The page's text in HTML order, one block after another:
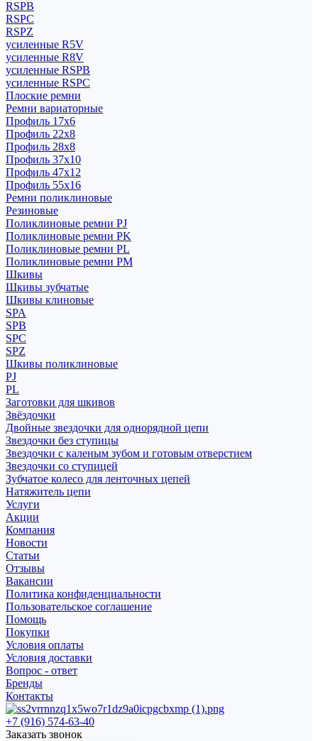
RSPB
RSPC
RSPZ
усиленные R5V
усиленные R8V
усиленные RSPB
усиленные RSPC
Плоские ремни
Ремни вариаторные
Профиль 17x6
Профиль 22x8
Профиль 28x8
Профиль 37x10
Профиль 47x12
Профиль 55x16
Ремни поликлиновые
Резиновые
Поликлиновые ремни PJ
Поликлиновые ремни PK
Поликлиновые ремни PL
Поликлиновые ремни PM
Шкивы
Шкивы зубчатые
Шкивы клиновые
SPA
SPB
SPC
SPZ
Шкивы поликлиновые
PJ
PL
Заготовки для шкивов
Звёздочки
Двойные звездочки для однорядной цепи
Звездочки без ступицы
Звездочки с каленым зубом и готовым отверстием
Звездочки со ступицей
Зубчатое колесо для ленточных цепей
Натяжитель цепи
Услуги
Акции
Компания
Новости
Статьи
Отзывы
Вакансии
Политика конфиденциальности
Пользовательское соглашение
Помощь
Покупки
Условия оплаты
Условия доставки
Вопрос - ответ
Бренды
Контакты
+7 (916) 574-63-40
Заказать звонок